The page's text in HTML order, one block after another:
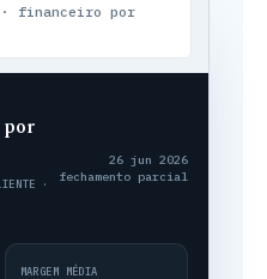
financeiro por
por
·
26 jun 2026
fechamento parcial
MARGEM MÉDIA